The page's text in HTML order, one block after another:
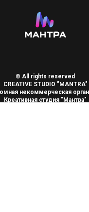
© All rights reserved
CREATIVE STUDIO "MANTRA"
некоммерческая
Креативная студия "Мантра"